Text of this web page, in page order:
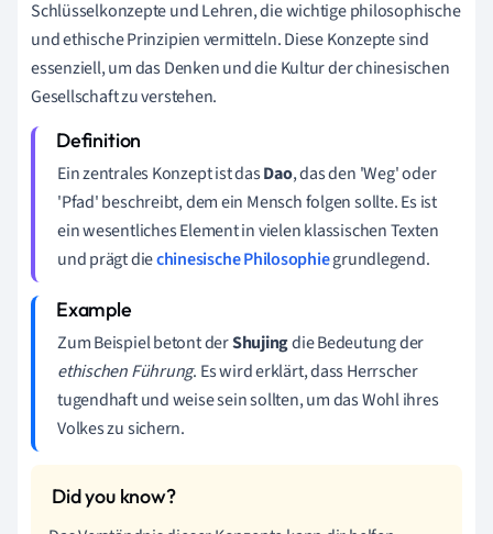
Schlüsselkonzepte und Lehren, die wichtige philosophische
und ethische Prinzipien vermitteln. Diese Konzepte sind
essenziell, um das Denken und die Kultur der chinesischen
Gesellschaft zu verstehen.
Ein zentrales Konzept ist dasDao, das den 'Weg' oder
'Pfad' beschreibt, dem ein Mensch folgen sollte. Es ist
ein wesentliches Element in vielen klassischen Texten
und prägt diechinesische Philosophiegrundlegend.
Zum Beispiel betont derShujingdie Bedeutung der
ethischen Führung. Es wird erklärt, dass Herrscher
tugendhaft und weise sein sollten, um das Wohl ihres
Volkes zu sichern.